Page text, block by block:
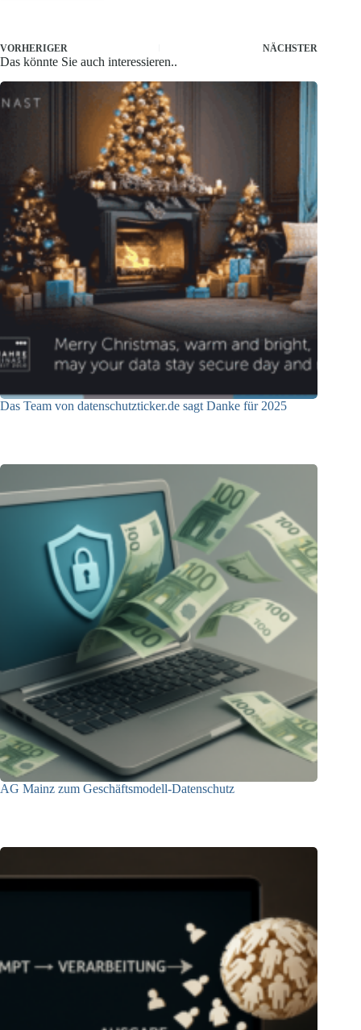
VORHERIGER NÄCHSTER
Das könnte Sie auch interessieren..
Das Team von datenschutzticker.de sagt Danke für 2025
AG Mainz zum Geschäftsmodell-Datenschutz